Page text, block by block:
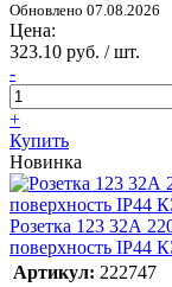
Обновлено 07.08.2026
Цена:
323.10 руб. / шт.
-
+
Купить
Новинка
Розетка 123 32А
поверхность IP44
Артикул: 222747